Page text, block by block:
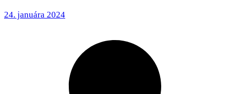
24. januára 2024